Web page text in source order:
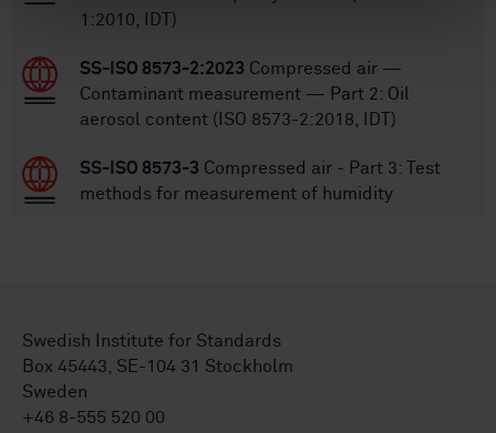
1:2010, IDT)
SS-ISO 8573-2:2023 Compressed air —
Contaminant measurement — Part 2: Oil
aerosol content (ISO 8573-2:2018, IDT)
SS-ISO 8573-3 Compressed air - Part 3: Test
methods for measurement of humidity
Swedish Institute for Standards
Box 45443, SE-104 31 Stockholm
Sweden
+46 8-555 520 00